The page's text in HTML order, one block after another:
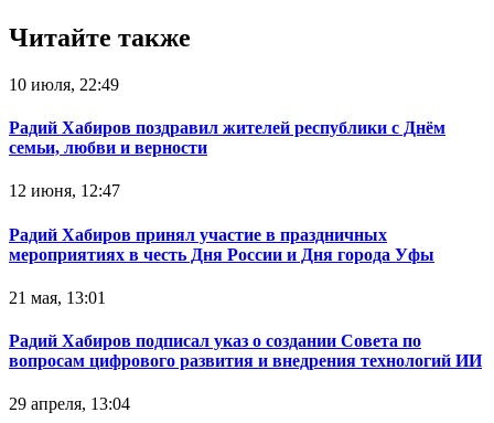
Читайте также
10 июля, 22:49
Радий Хабиров поздравил жителей республики с Днём
семьи, любви и верности
12 июня, 12:47
Радий Хабиров принял участие в праздничных
мероприятиях в честь Дня России и Дня города Уфы
21 мая, 13:01
Радий Хабиров подписал указ о создании Совета по
вопросам цифрового развития и внедрения технологий ИИ
29 апреля, 13:04